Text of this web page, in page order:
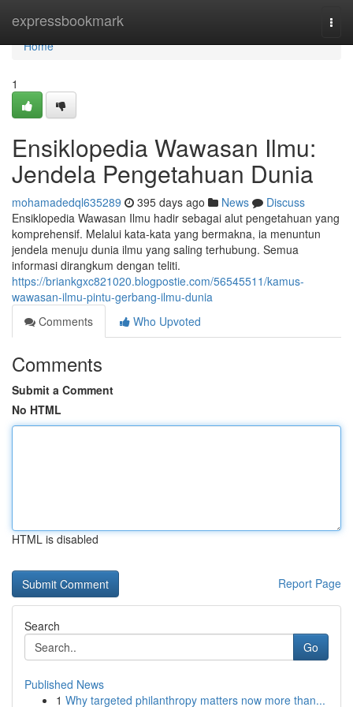
expressbookmark
Home
Home
1
Ensiklopedia Wawasan Ilmu:
Jendela Pengetahuan Dunia
mohamadedql635289 395 days ago News
Discuss
Ensiklopedia Wawasan Ilmu hadir sebagai alut pengetahuan yang
komprehensif. Melalui kata-kata yang bermakna, ia menuntun
jendela menuju dunia ilmu yang saling terhubung. Semua
informasi dirangkum dengan teliti.
https://briankgxc821020.blogpostie.com/56545511/kamus-
wawasan-ilmu-pintu-gerbang-ilmu-dunia
Comments
Who Upvoted
Comments
Submit a Comment
No HTML
HTML is disabled
Report Page
Search
Go
Published News
1 Why targeted philanthropy matters now more than...